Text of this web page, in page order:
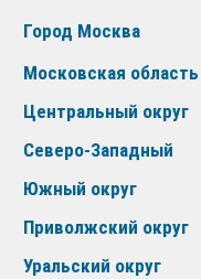
Город Москва
Московская область
Центральный округ
Северо-Западный
Южный округ
Приволжский округ
Уральский округ